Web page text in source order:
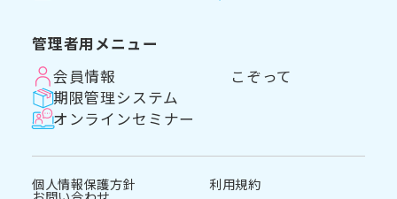
管理者用メニュー
会員情報
期限管理システム
オンラインセミナー
こぞって
個人情報保護方針 利用規約